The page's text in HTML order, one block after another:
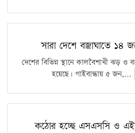
সারা দেশে বজ্রাঘাতে ১৪
দেশের বিভিন্ন স্থানে কালবৈশাখী ঝড় ও
হয়েছে। গাইবান্ধায় ৫ জন,...
কঠোর হচ্ছে এসএসসি ও